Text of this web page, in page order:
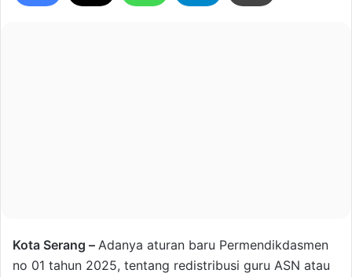
Kota Serang – Adanya aturan baru Permendikdasmen
no 01 tahun 2025, tentang redistribusi guru ASN atau